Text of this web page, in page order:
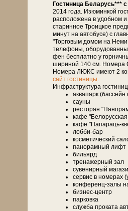
Гостиница Беларусь***
2014 года. Изюминкой
расположена в удобном
старинное Троицкое
минут на автобусе) с
"Торговым домом на
телефоны,
фен бесплатно у
шириной 140 см. Номера
Номера ЛЮКС имеют 2
сайт гостиницы.
Инфраструктура
аквапарк
сауны
ресторан
кафе
кафе "Папараць-
лобби-бар
косметический
панорамный лифт
бильярд
тренажерный зал
сувенирный
сервис в номерах
конференц-залы
бизнес-центр
парковка
служба проката